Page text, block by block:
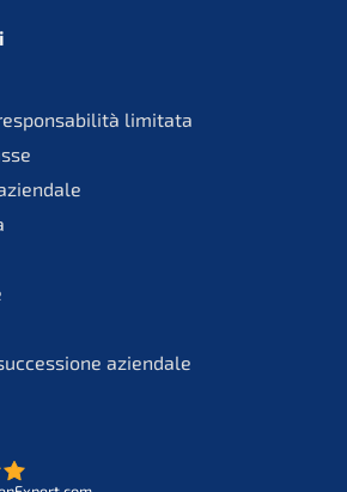
limitata
aziendale